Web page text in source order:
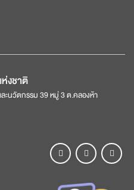
งชาติ
ะนวัตกรรม 39 หมู่ 3 ต.คลองห้า